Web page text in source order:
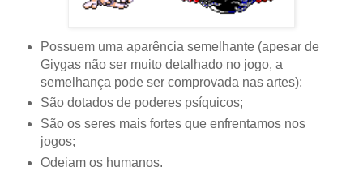
Possuem uma aparência semelhante (apesar de
Giygas não ser muito detalhado no jogo, a
semelhança pode ser comprovada nas artes);
São dotados de poderes psíquicos;
São os seres mais fortes que enfrentamos nos
jogos;
Odeiam os humanos.